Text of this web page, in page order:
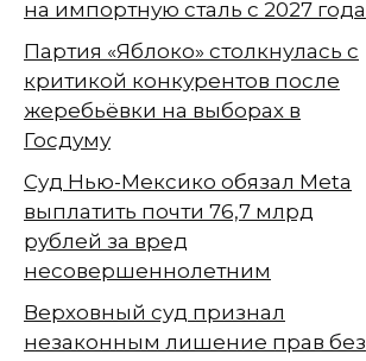
на импортную сталь с 2027 года
Партия «Яблоко» столкнулась с
критикой конкурентов после
жеребьёвки на выборах в
Госдуму
Суд Нью-Мексико обязал Meta
выплатить почти 76,7 млрд
рублей за вред
несовершеннолетним
Верховный суд признал
незаконным лишение прав без